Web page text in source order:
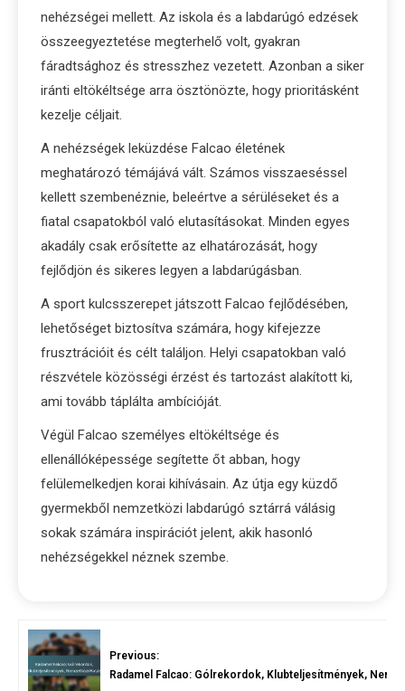
nehézségei mellett. Az iskola és a labdarúgó edzések
összeegyeztetése megterhelő volt, gyakran
fáradtsághoz és stresszhez vezetett. Azonban a siker
iránti eltökéltsége arra ösztönözte, hogy prioritásként
kezelje céljait.
A nehézségek leküzdése Falcao életének
meghatározó témájává vált. Számos visszaeséssel
kellett szembenéznie, beleértve a sérüléseket és a
fiatal csapatokból való elutasításokat. Minden egyes
akadály csak erősítette az elhatározását, hogy
fejlődjön és sikeres legyen a labdarúgásban.
A sport kulcsszerepet játszott Falcao fejlődésében,
lehetőséget biztosítva számára, hogy kifejezze
frusztrációit és célt találjon. Helyi csapatokban való
részvétele közösségi érzést és tartozást alakított ki,
ami tovább táplálta ambícióját.
Végül Falcao személyes eltökéltsége és
ellenállóképessége segítette őt abban, hogy
felülemelkedjen korai kihívásain. Az útja egy küzdő
gyermekből nemzetközi labdarúgó sztárrá válásig
sokak számára inspirációt jelent, akik hasonló
nehézségekkel néznek szembe.
Previous:
Radamel Falcao: Gólrekordok, Klubteljesítmények,